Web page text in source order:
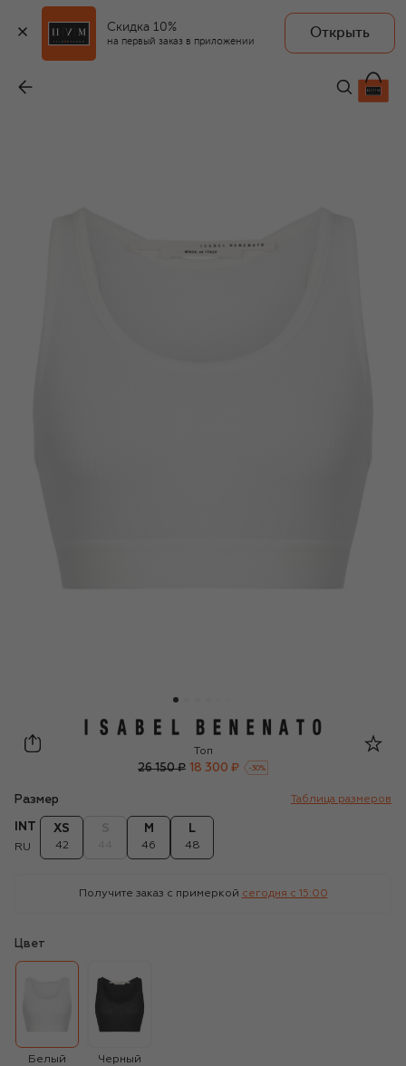
Скидка 10%
на первый заказ в приложении
Открыть
Isabel Benenato
Топ
26 150 ₽ 18 300 ₽ -30%
Размер Таблица размеров
INT
RU
XS
42
M
46
L
48
Получите заказ с примеркой сегодня c 15:00
Цвет
Белый Черный